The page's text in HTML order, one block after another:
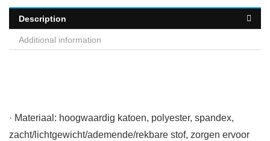
Description
Additional information
· Materiaal: hoogwaardig katoen, polyester, spandex,
zacht/lichtgewicht/ademende/rekbare stof, zorgen ervoor